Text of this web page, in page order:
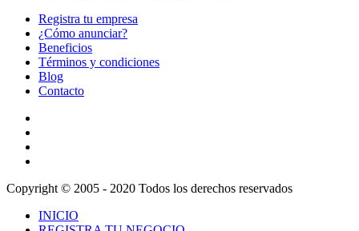
Registra tu empresa
¿Cómo anunciar?
Beneficios
Términos y condiciones
Blog
Contacto
Copyright © 2005 - 2020 Todos los derechos reservados
INICIO